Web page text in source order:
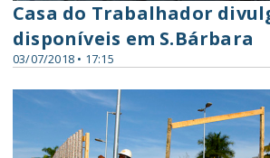
03/07/2018 • 17:15
Casa do Trabalhador
disponíveis em S.Bárbara